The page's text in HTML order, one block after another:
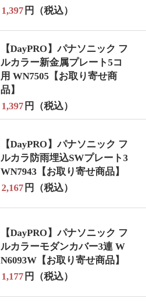
1,397 円（税込）
【DayPRO】パナソニック フ
ルカラー新金属プレート5コ
用 WN7505【お取り寄せ商
品】
1,397 円（税込）
【DayPRO】パナソニック フ
ルカラ防雨埋込SWプレート3
WN7943【お取り寄せ商品】
2,167 円（税込）
【DayPRO】パナソニック フ
ルカラーモダンカバー3連 W
N6093W【お取り寄せ商品】
1,177 円（税込）